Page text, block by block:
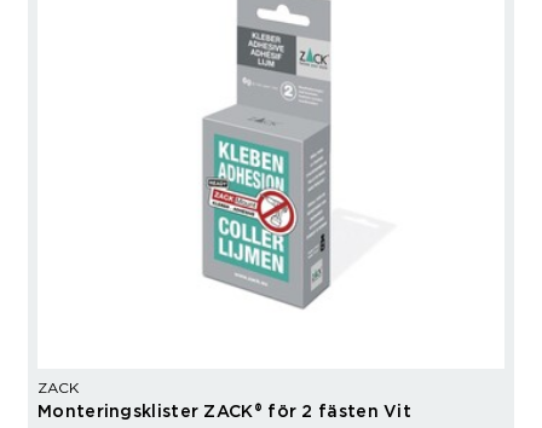
ZACK
Monteringsklister ZACK® för 2 fästen Vit